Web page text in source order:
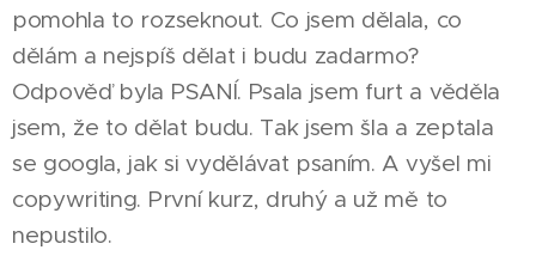
pomohla to rozseknout. Co jsem dělala, co
dělám a nejspíš dělat i budu zadarmo?
Odpověď byla PSANÍ. Psala jsem furt a věděla
jsem, že to dělat budu. Tak jsem šla a zeptala
se googla, jak si vydělávat psaním. A vyšel mi
copywriting. První kurz, druhý a už mě to
nepustilo.